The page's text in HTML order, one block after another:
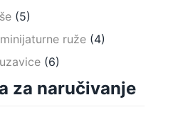
(5)
ruže (4)
(6)
za naručivanje